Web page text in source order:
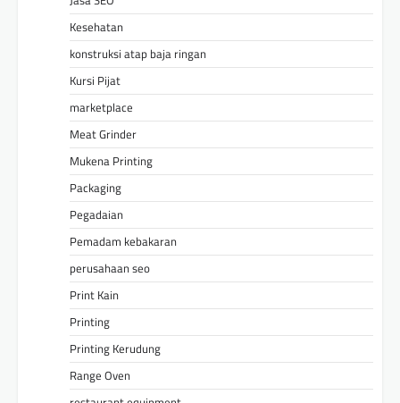
Kesehatan
konstruksi atap baja ringan
Kursi Pijat
marketplace
Meat Grinder
Mukena Printing
Packaging
Pegadaian
Pemadam kebakaran
perusahaan seo
Print Kain
Printing
Printing Kerudung
Range Oven